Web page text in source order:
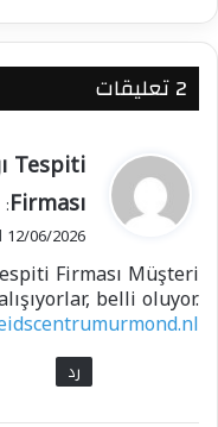
‫2 تعليقات
ي
و
ل
Tespiti
Firması
:
12/06/2026 الساعة 16:57
Firması Müşteri
belli oluyor.
رد